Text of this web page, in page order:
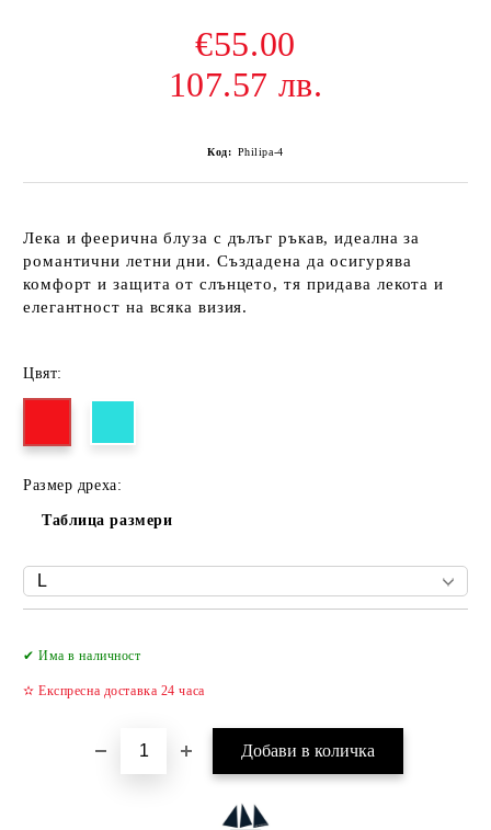
€55.00
107.57 лв.
Код: Philipa-4
Лека и феерична блуза с дълъг ръкав, идеална за
романтични летни дни. Създадена да осигурява
комфорт и защита от слънцето, тя придава лекота и
елегантност на всяка визия.
Цвят:
Размер дреха:
Таблица размери
✔ Има в наличност
✫ Експресна доставка 24 часа